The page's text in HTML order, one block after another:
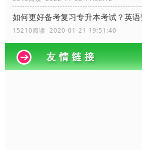
如何更好备考复习专升本考试？英
15210阅读 2020-01-21 19:51:40